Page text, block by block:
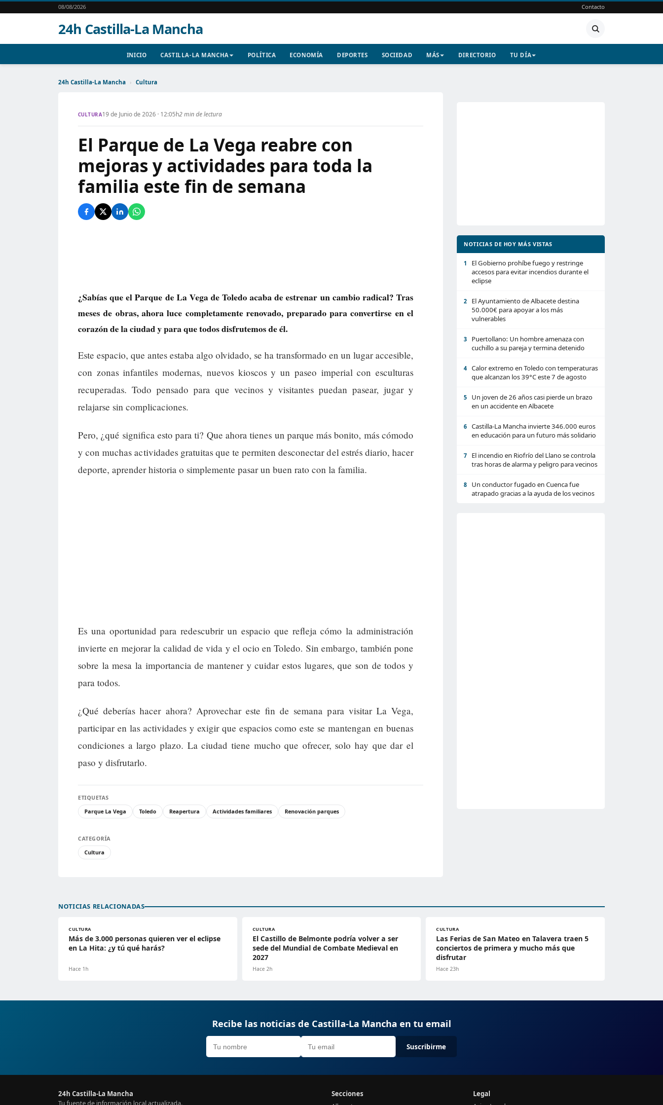
08/08/2026 Contacto
24h Castilla-La Mancha
INICIO CASTILLA-LA MANCHA POLÍTICA ECONOMÍA DEPORTES SOCIEDAD MÁS DIRECTORIO TU DÍA
24h Castilla-La Mancha › Cultura
CULTURA19 de Junio de 2026 · 12:05h2 min de lectura
El Parque de La Vega reabre con
mejoras y actividades para toda la
familia este fin de semana
¿Sabías que el Parque de La Vega de Toledo acaba de estrenar un cambio radical? Tras
meses de obras, ahora luce completamente renovado, preparado para convertirse en el
corazón de la ciudad y para que todos disfrutemos de él.
Este espacio, que antes estaba algo olvidado, se ha transformado en un lugar accesible,
con zonas infantiles modernas, nuevos kioscos y un paseo imperial con esculturas
recuperadas. Todo pensado para que vecinos y visitantes puedan pasear, jugar y
relajarse sin complicaciones.
Pero, ¿qué significa esto para ti? Que ahora tienes un parque más bonito, más cómodo
y con muchas actividades gratuitas que te permiten desconectar del estrés diario, hacer
deporte, aprender historia o simplemente pasar un buen rato con la familia.
Es una oportunidad para redescubrir un espacio que refleja cómo la administración
invierte en mejorar la calidad de vida y el ocio en Toledo. Sin embargo, también pone
sobre la mesa la importancia de mantener y cuidar estos lugares, que son de todos y
para todos.
¿Qué deberías hacer ahora? Aprovechar este fin de semana para visitar La Vega,
participar en las actividades y exigir que espacios como este se mantengan en buenas
condiciones a largo plazo. La ciudad tiene mucho que ofrecer, solo hay que dar el
paso y disfrutarlo.
ETIQUETAS
Parque La Vega
Toledo Reapertura Actividades familiares Renovación parques
CATEGORÍA
Cultura
NOTICIAS DE HOY MÁS VISTAS
1
El Gobierno prohíbe fuego y restringe
accesos para evitar incendios durante el
eclipse
2
El Ayuntamiento de Albacete destina
50.000€ para apoyar a los más
vulnerables
3
Puertollano: Un hombre amenaza con
cuchillo a su pareja y termina detenido
4
Calor extremo en Toledo con temperaturas
que alcanzan los 39°C este 7 de agosto
5
Un joven de 26 años casi pierde un brazo
en un accidente en Albacete
6
Castilla-La Mancha invierte 346.000 euros
en educación para un futuro más solidario
7
El incendio en Riofrío del Llano se controla
tras horas de alarma y peligro para vecinos
8
Un conductor fugado en Cuenca fue
atrapado gracias a la ayuda de los vecinos
NOTICIAS RELACIONADAS
CULTURA
Más de 3.000 personas quieren ver el eclipse
en La Hita: ¿y tú qué harás?
Hace 1h
CULTURA
El Castillo de Belmonte podría volver a ser
sede del Mundial de Combate Medieval en
2027
Hace 2h
CULTURA
Las Ferias de San Mateo en Talavera traen 5
conciertos de primera y mucho más que
disfrutar
Hace 23h
Recibe las noticias de Castilla-La Mancha en tu email
Suscribirme
24h Castilla-La Mancha Secciones Legal